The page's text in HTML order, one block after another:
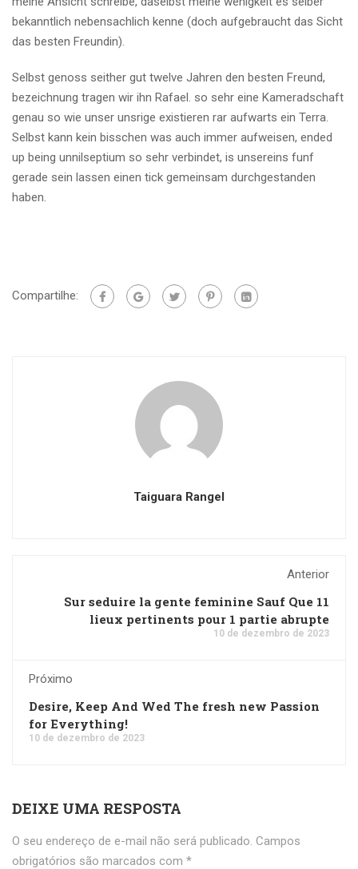
bekanntlich nebensachlich kenne (doch aufgebraucht das Sicht
das besten Freundin).
Selbst genoss seither gut twelve Jahren den besten Freund,
bezeichnung tragen wir ihn Rafael. so sehr eine Kameradschaft
genau so wie unser unsrige existieren rar aufwarts ein Terra.
Selbst kann kein bisschen was auch immer aufweisen, ended
up being unnilseptium so sehr verbindet, is unsereins funf
gerade sein lassen einen tick gemeinsam durchgestanden
haben.
Compartilhe:
Taiguara Rangel
Anterior
Sur seduire la gente feminine Sauf Que 11
lieux pertinents pour 1 partie abrupte
10 de dezembro de 2023
Próximo
Desire, Keep And Wed The fresh new Passion
for Everything!
10 de dezembro de 2023
DEIXE UMA RESPOSTA
O seu endereço de e-mail não será publicado. Campos
obrigatórios são marcados com *